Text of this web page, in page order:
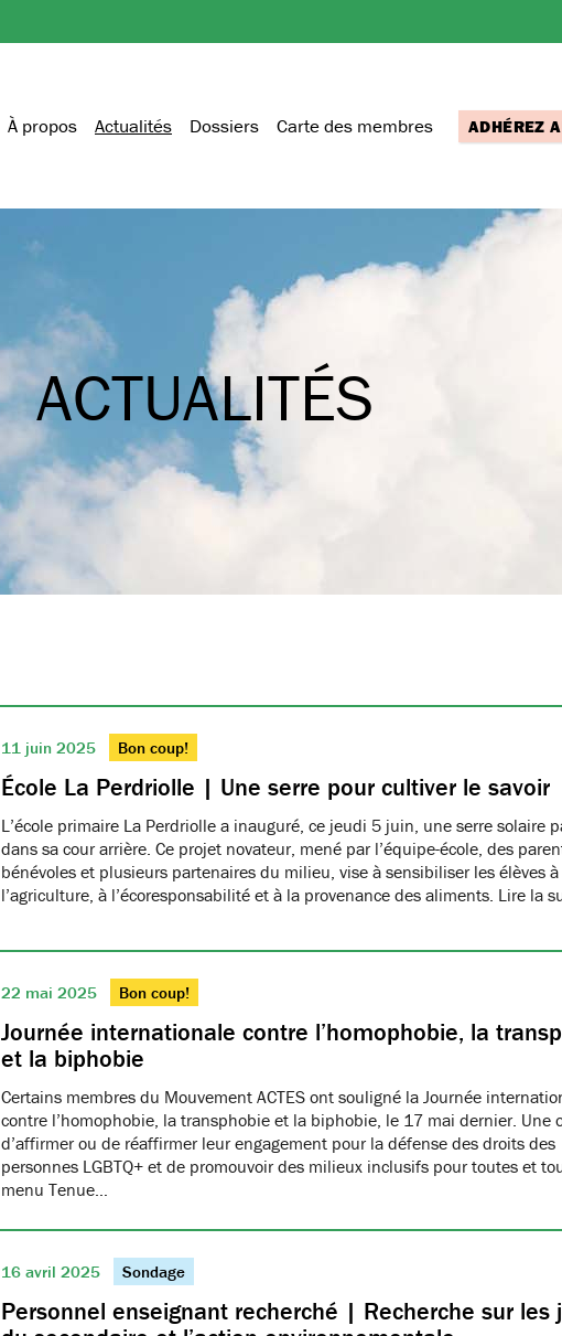
À propos Actualités Dossiers Carte des membres ADHÉREZ
ACTUALITÉS
11 juin 2025 Bon coup!
École La Perdriolle | Une serre pour cultiver le savoir
L’école primaire La Perdriolle a inauguré, ce jeudi 5 juin, une serre solaire
dans sa cour arrière. Ce projet novateur, mené par l’équipe-école, des
bénévoles et plusieurs partenaires du milieu, vise à sensibiliser les élèves à
l’agriculture, à l’écoresponsabilité et à la provenance des aliments. Lire la
22 mai 2025 Bon coup!
Journée internationale contre l’homophobie, la
et la biphobie
Certains membres du Mouvement ACTES ont souligné la Journée
contre l’homophobie, la transphobie et la biphobie, le 17 mai dernier. Une
d’affirmer ou de réaffirmer leur engagement pour la défense des droits des
personnes LGBTQ+ et de promouvoir des milieux inclusifs pour toutes et
menu Tenue…
16 avril 2025 Sondage
Personnel enseignant recherché | Recherche sur les